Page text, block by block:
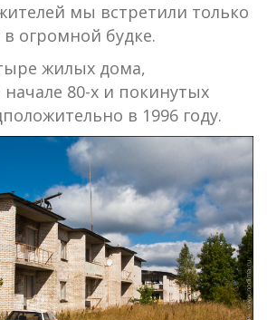
мы встретили только
огромной будке.
жилых дома,
80-х и покинутых
в 1996 году.